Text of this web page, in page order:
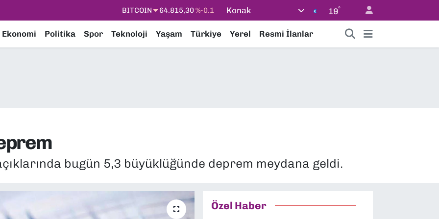
DOLAR 47,7436%0.18
STERLİN
64,4811%0.38
Konak 19°
Ekonomi Politika Spor Teknoloji Yaşam Türkiye Yerel Resmi İlanlar
bugün 5,3 büyüklüğünde deprem meydana geldi.
Özel Haber